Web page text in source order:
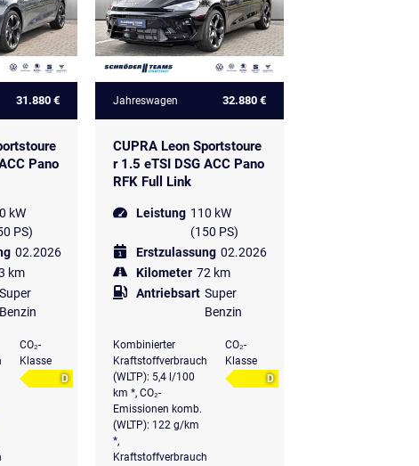
31.880 €
Pano
kW
PS)
02.2026
km
Super
Benzin
CO₂-
Klasse
D
Jahreswagen 32.880 €
CUPRA Leon Sportstoure
r 1.5 eTSI DSG ACC Pano
RFK Full Link
Leistung 110 kW
(150 PS)
Erstzulassung 02.2026
Kilometer 72 km
Antriebsart Super
Benzin
Kombinierter
Kraftstoffverbrauch
(WLTP): 5,4 l/100
km *, CO₂-
Emissionen komb.
(WLTP): 122 g/km
*,
Kraftstoffverbrauch
CO₂-
Klasse
D